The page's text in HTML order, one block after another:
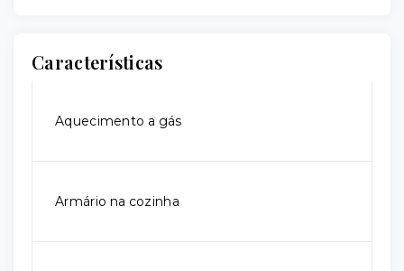
Características
Aquecimento a gás
Armário na cozinha